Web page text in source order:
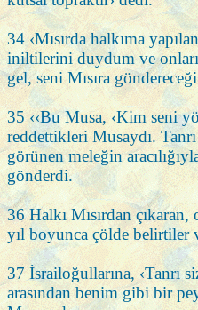
34 ‹Mısırda halkıma
iniltilerini duydum ve
gel, seni Mısıra
35 ‹‹Bu Musa, ‹Kim seni
reddettikleri Musaydı.
görünen meleğin
gönderdi.
36 Halkı Mısırdan
yıl boyunca çölde belirtiler
37 İsrailoğullarına, ‹Tanrı
arasından benim gibi bir